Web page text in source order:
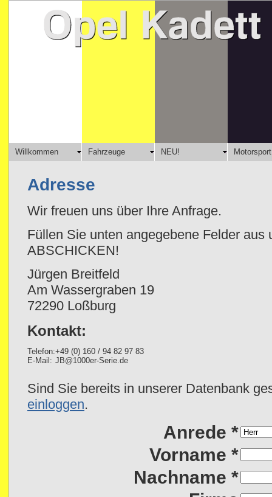
Willkommen Fahrzeuge NEU! Motorsport
Adresse
Wir freuen uns über Ihre Anfrage.
Füllen Sie unten angegebene Felder aus
ABSCHICKEN!
Jürgen Breitfeld
Am Wassergraben 19
72290 Loßburg
Kontakt:
Telefon:+49 (0) 160 / 94 82 97 83
E-Mail: JB@1000er-Serie.de
Sind Sie bereits in unserer Datenbank
einloggen.
Anrede *
Vorname *
Nachname *